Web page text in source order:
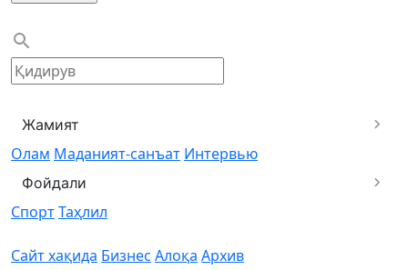
Жамият
Олам Маданият-санъат Интервью
Фойдали
СпортТаҳлил
Сайт хақида Бизнес Алоқа Архив